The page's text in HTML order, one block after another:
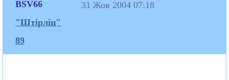
BSV66
"Штірліц"
89
31 Жов 2004 07:18